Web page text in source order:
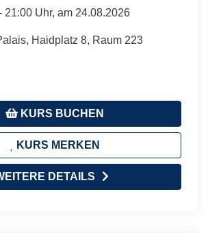
21:00 Uhr, am 24.08.2026
Haidplatz 8, Raum 223
KURS BUCHEN
KURS MERKEN
DETAILS